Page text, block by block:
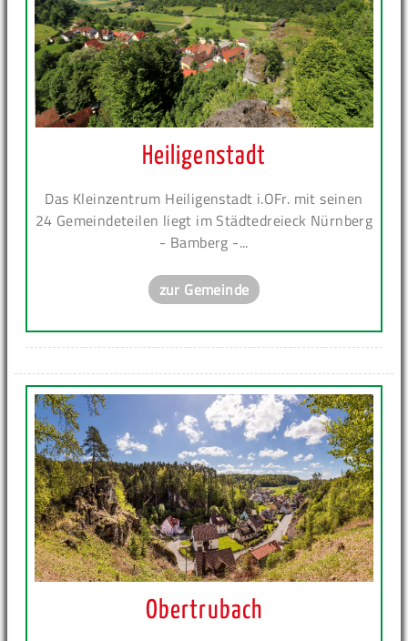
Heiligenstadt
Das Kleinzentrum Heiligenstadt i.OFr. mit seinen
24 Gemeindeteilen liegt im Städtedreieck Nürnberg
- Bamberg -...
zur Gemeinde
Obertrubach